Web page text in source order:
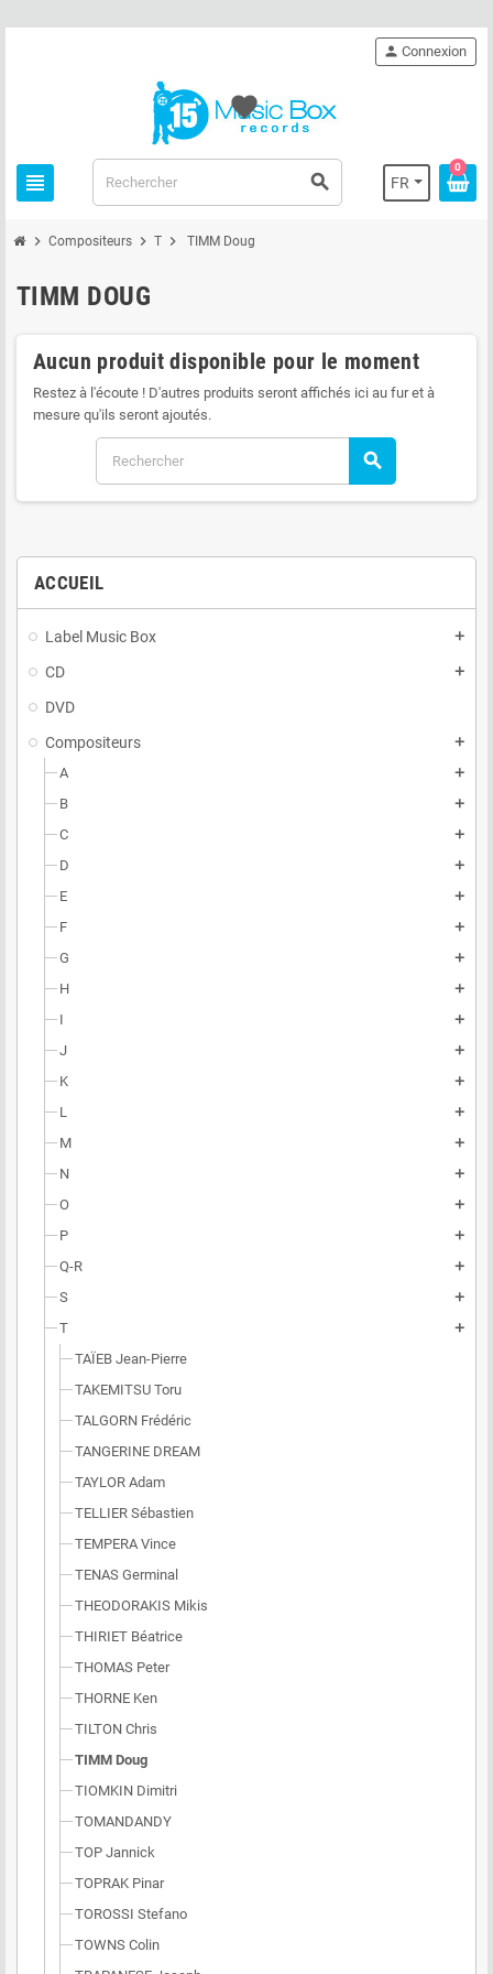
view_headline search FR
person Connexion
0
favorite
chevron_right Compositeurs chevron_right T chevron_right TIMM Doug
ACCUEIL
Label Music Box add
CD add
DVD
Compositeurs
add
A add
B add
C add
D add
E add
F add
G add
H add
I add
J add
K add
L add
M add
N add
O add
P add
Q-R add
S add
T add
TAÏEB Jean-Pierre
TAKEMITSU Toru
TALGORN Frédéric
TANGERINE DREAM
TAYLOR Adam
TELLIER Sébastien
TEMPERA Vince
TENAS Germinal
THEODORAKIS Mikis
THIRIET Béatrice
THOMAS Peter
THORNE Ken
TILTON Chris
TIMM Doug
TIOMKIN Dimitri
TOMANDANDY
TOP Jannick
TOPRAK Pinar
TOROSSI Stefano
TOWNS Colin
TIMM DOUG
Aucun produit disponible pour le moment
Restez à l'écoute ! D'autres produits seront affichés ici au fur et à
mesure qu'ils seront ajoutés.
search